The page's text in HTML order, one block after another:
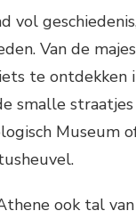
vol
Van de
te ontdekken
smalle
Museum
ook tal